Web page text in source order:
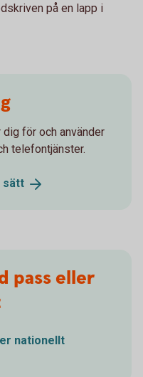
på en lapp i
för och använder
telefontjänster.
sätt
pass eller
nationellt